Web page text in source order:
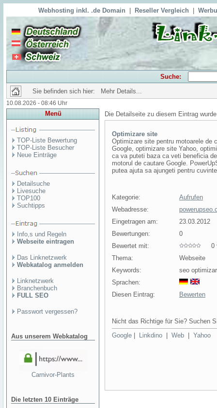
Webhosting inkl. .de Domain Reseller Vergleich
Suche:
Sie befinden sich hier: Mehr Details...
10.08.2026 - 08:46 Uhr
Menü
TOP-Liste Bewertung
TOP-Liste Besucher
Neue Einträge
Detailsuche
Livesuche
TOP100
Suchtipps
Info,s und Regeln
Webseite eintragen
Das Linknetzwerk
Webkatalog anmelden
Linknetzwerk
Branchenbuch
FULL SEO
Passwort vergessen?
Aus unserem Webkatalog
Carnivor-Plants
Die letzten 10 Einträge
Die Detailseite zu diesem Eintrag
Optimizare site
Optimizare site pentru motoarele de
Google, optimizare site Yahoo,
ca va puteti baza ca veti beneficia
motorul de cautare Google.
putea ajuta sa ajungeti pentru
Kategorie:
Aufrufen
Webadresse:
Eingetragen am:
23.03.2012
Bewertungen:
0
Bewertet mit:
0
Thema:
Webseite
Keywords:
seo
Sprachen:
Diesen Eintrag:
Bewerten
Nicht das Richtige für Sie? Suchen
Google
Linkdino Web Yahoo